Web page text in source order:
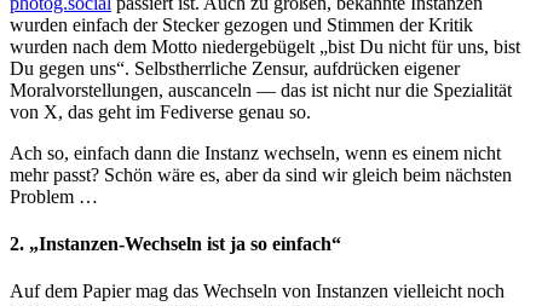
wurden einfach der Stecker gezogen und Stimmen der Kritik
wurden nach dem Motto niedergebügelt „bist Du nicht für uns, bist
Du gegen uns“. Selbstherrliche Zensur, aufdrücken eigener
Moralvorstellungen, auscanceln — das ist nicht nur die Spezialität
von X, das geht im Fediverse genau so.
Ach so, einfach dann die Instanz wechseln, wenn es einem nicht
mehr passt? Schön wäre es, aber da sind wir gleich beim nächsten
Problem …
2. „Instanzen-Wechseln ist ja so einfach“
Auf dem Papier mag das Wechseln von Instanzen vielleicht noch